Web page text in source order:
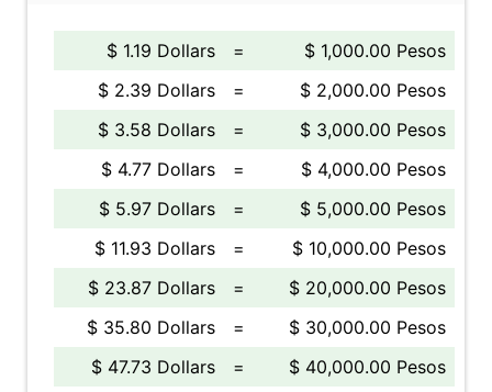
$ 1.19 Dollars =
$ 1,000.00 Pesos
$ 2.39 Dollars
=
$ 2,000.00 Pesos
$ 3.58 Dollars
=
$ 3,000.00 Pesos
$ 4.77 Dollars
=
$ 4,000.00 Pesos
$ 5.97 Dollars
=
$ 5,000.00 Pesos
$ 11.93 Dollars
=
$ 10,000.00 Pesos
$ 23.87 Dollars
=
$ 20,000.00 Pesos
$ 35.80 Dollars
=
$ 30,000.00 Pesos
$ 47.73 Dollars
= $ 40,000.00 Pesos